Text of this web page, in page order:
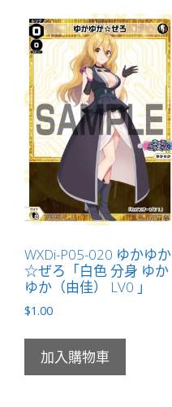
WXDi-P05-020 ゆかゆか
☆ぜろ「白色 分身 ゆか
ゆか（由佳） LV0 」
$1.00
加入購物車